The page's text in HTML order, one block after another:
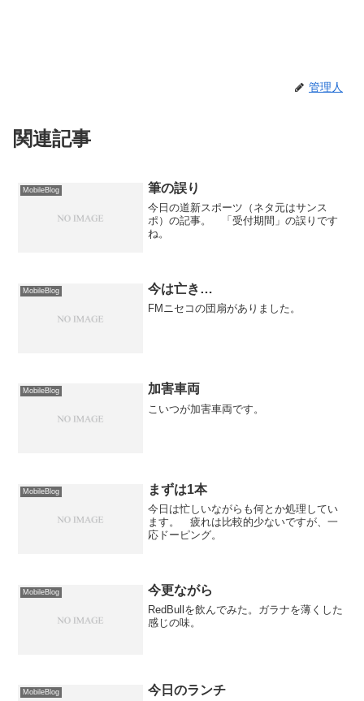
管理人
関連記事
MobileBlog 筆の誤り
今日の道新スポーツ（ネタ元はサンス
ポ）の記事。 「受付期間」の誤りです
ね。
MobileBlog 今は亡き…
FMニセコの団扇がありました。
MobileBlog 加害車両
こいつが加害車両です。
MobileBlog まずは1本
今日は忙しいながらも何とか処理してい
ます。 疲れは比較的少ないですが、一
応ドーピング。
MobileBlog 今更ながら
RedBullを飲んでみた。ガラナを薄くした
感じの味。
MobileBlog 今日のランチ